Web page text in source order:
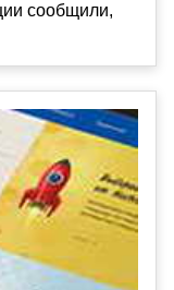
сообщили,